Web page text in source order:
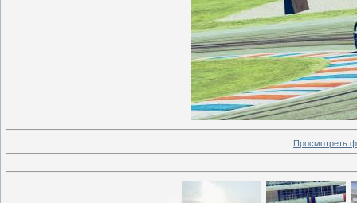
Просмотреть